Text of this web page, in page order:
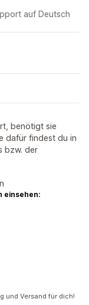
auf Deutsch
benötigt sie
dafür findest du in
bzw. der
einsehen:
und Versand für dich!